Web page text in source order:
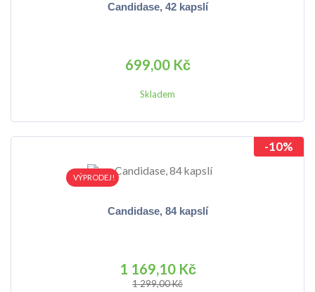
Candidase, 42 kapslí
699,00 Kč
Skladem
VÝPRODEJ!
Candidase, 84 kapslí
1 169,10 Kč
1 299,00 Kč
-10%